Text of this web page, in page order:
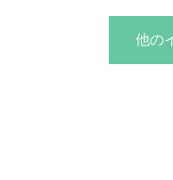
他の